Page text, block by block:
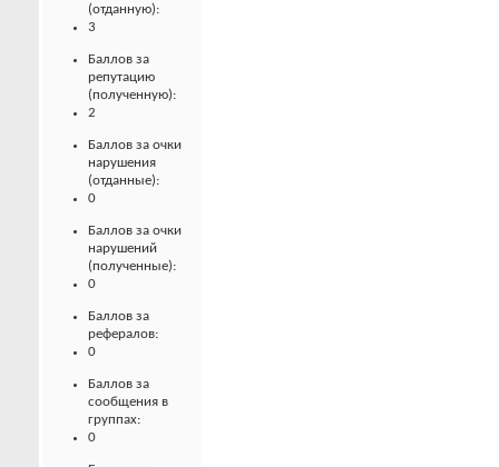
(отданную):
3
Баллов за
репутацию
(полученную):
2
Баллов за очки
нарушения
(отданные):
0
Баллов за очки
нарушений
(полученные):
0
Баллов за
рефералов:
0
Баллов за
сообщения в
группах:
0